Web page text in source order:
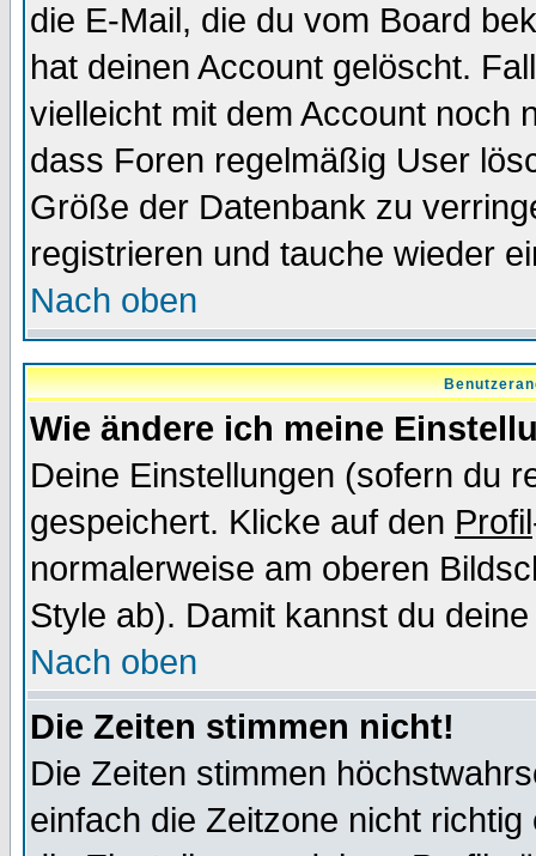
die E-Mail, die du vom Board
hat deinen Account gelöscht.
vielleicht mit dem Account noch
dass Foren regelmäßig User
Größe der Datenbank zu
registrieren und tauche wieder
Nach oben
Wie ändere ich meine
Deine Einstellungen (sofern du
gespeichert. Klicke auf den Profil
normalerweise am oberen
Style ab). Damit kannst du
Nach oben
Die Zeiten stimmen nicht!
Die Zeiten stimmen
einfach die Zeitzone nicht